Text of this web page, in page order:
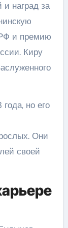
наград за
и премию
Киру
но его
Они
своей